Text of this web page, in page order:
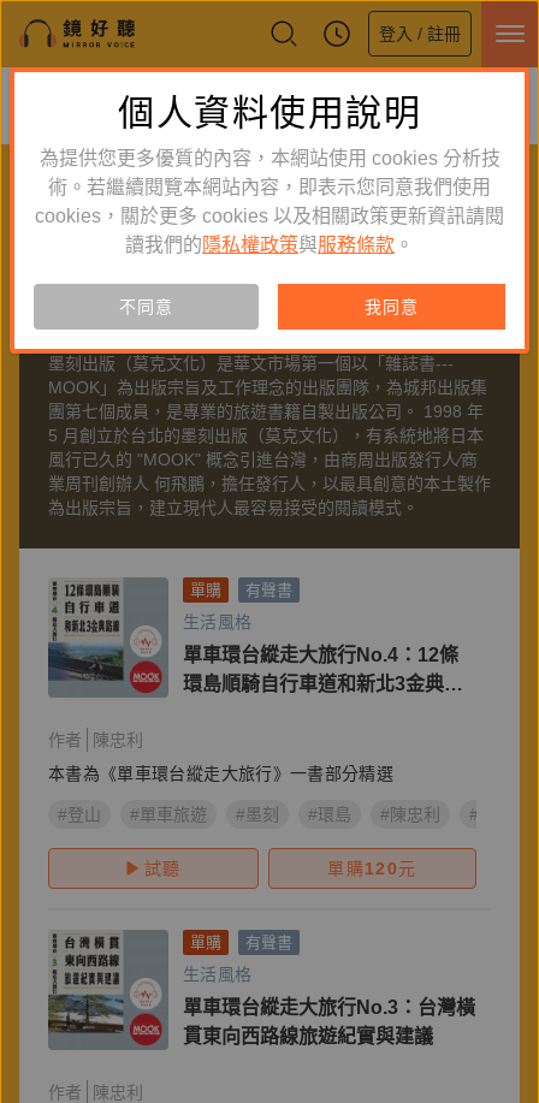
登入 / 註冊
鏡好聽全新APP上線
體驗全面升級，即刻下載
PUBLISHER
墨刻
墨刻出版（莫克文化）是華文市場第一個以「雜誌書---
MOOK」為出版宗旨及工作理念的出版團隊，為城邦出版集
團第七個成員，是專業的旅遊書籍自製出版公司。 1998 年
5 月創立於台北的墨刻出版（莫克文化），有系統地將日本
風行已久的 "MOOK" 概念引進台灣，由商周出版發行人∕商
業周刊創辦人 何飛鵬，擔任發行人，以最具創意的本土製作
為出版宗旨，建立現代人最容易接受的閱讀模式。
單購 有聲書
生活風格
單車環台縱走大旅行No.4：12條
環島順騎自行車道和新北3金典路
作者
陳忠利
本書為《單車環台縱走大旅行》一書部分精選
#登山 #單車旅遊 #墨刻 #環島 #陳忠利 #單車環
試聽 單購120元
單購 有聲書
生活風格
單車環台縱走大旅行No.3：台灣橫
貫東向西路線旅遊紀實與建議
作者
陳忠利
個人資料使用說明
為提供您更多優質的內容，本網站使用 cookies 分析技
術。若繼續閱覽本網站內容，即表示您同意我們使用
cookies，關於更多 cookies 以及相關政策更新資訊請閱
讀我們的 隱私權政策與服務條款 。
不同意 我同意